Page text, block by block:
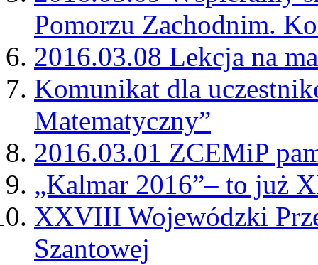
Pomorzu Zachodnim.
2016.03.08 Lekcja na
Komunikat dla
Matematyczny”
2016.03.01 ZCEMiP
„Kalmar 2016”– to już
XXVIII Wojewódzki
Szantowej